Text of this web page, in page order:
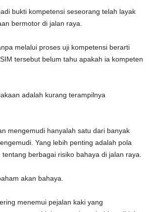
bukti kompetensi seseorang telah layak
bermotor di jalan raya.
melalui proses uji kompetensi berarti
tersebut belum tahu apakah ia kompeten
adalah kurang terampilnya
mengemudi hanyalah satu dari banyak
Yang lebih penting adalah pola
berbagai risiko bahaya di jalan raya.
akan bahaya.
menemui pejalan kaki yang